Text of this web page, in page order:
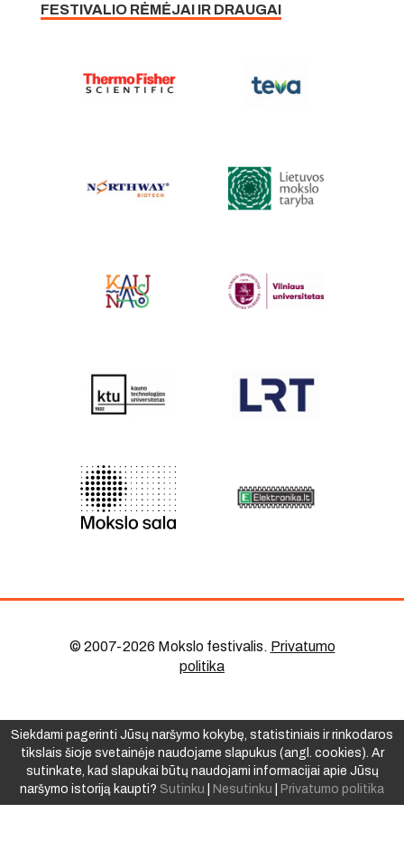
FESTIVALIO RĖMĖJAI IR DRAUGAI
© 2007-2026 Mokslo festivalis. Privatumo
politika
Siekdami pagerinti Jūsų naršymo kokybę, statistiniais ir rinkodaros
tikslais šioje svetainėje naudojame slapukus (angl. cookies). Ar
sutinkate, kad slapukai būtų naudojami informacijai apie Jūsų
naršymo istoriją kaupti? Sutinku Nesutinku Privatumo politika